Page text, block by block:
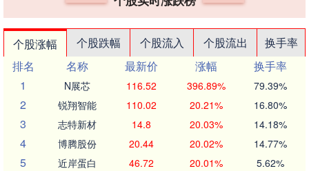
个股涨幅 个股跌幅 个股流入 个股流出
换手率
排名
名称 最新价 涨幅
换手率
1
N展芯 116.52 396.89% 79.39%
2 锐翔智能 110.02 20.21% 16.80%
3 志特新材 14.8 20.03% 14.18%
4 博腾股份 20.44 20.02% 14.77%
5 近岸蛋白 46.72 20.01% 5.62%